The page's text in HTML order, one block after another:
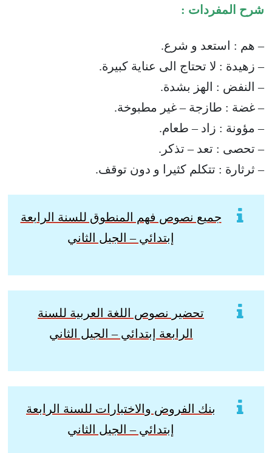
شرح المفردات :
– هم : استعد و شرع.
– زهيدة : لا تحتاج الى عناية كبيرة.
– النفض : الهز بشدة.
– غضة : طازجة – غير مطبوخة.
– مؤونة : زاد – طعام.
– تحصى : تعد – تذكر.
– ثرثارة : تتكلم كثيرا و دون توقف.
جميع نصوص فهم المنطوق للسنة الرابعة
إبتدائي – الجيل الثاني
تحضير نصوص اللغة العربية للسنة
الرابعة إبتدائي – الجيل الثاني
بنك الفروض والاختبارات للسنة الرابعة
إبتدائي – الجيل الثاني